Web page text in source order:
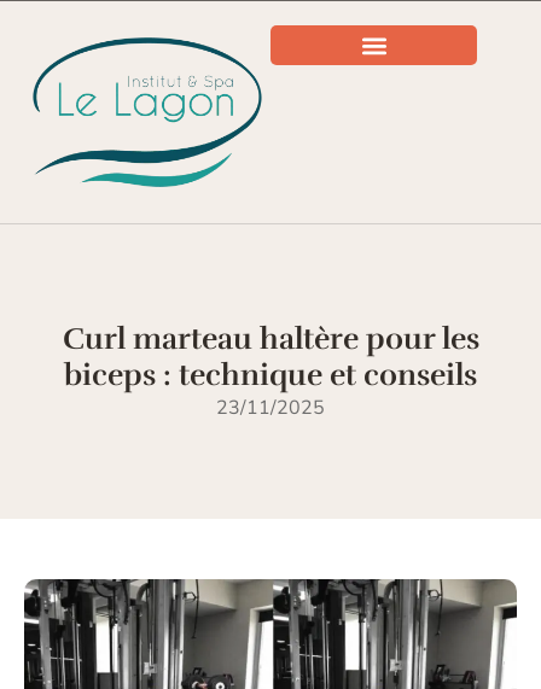
Curl marteau haltère pour les
biceps : technique et conseils
23/11/2025